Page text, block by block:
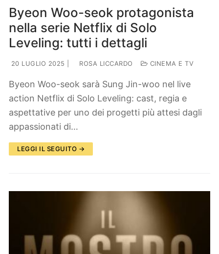
Byeon Woo-seok protagonista
nella serie Netflix di Solo
Leveling: tutti i dettagli
20 LUGLIO 2025 ROSA LICCARDO CINEMA E TV
Byeon Woo-seok sarà Sung Jin-woo nel live
action Netflix di Solo Leveling: cast, regia e
aspettative per uno dei progetti più attesi dagli
appassionati di…
LEGGI IL SEGUITO →